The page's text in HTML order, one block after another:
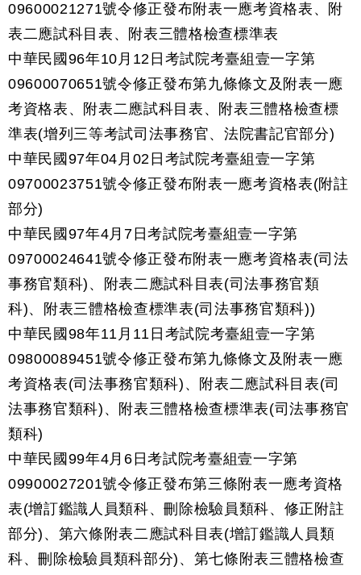
09600021271號令修正發布附表一應考資格表、附
表二應試科目表、附表三體格檢查標準表
中華民國96年10月12日考試院考臺組壹一字第
09600070651號令修正發布第九條條文及附表一應
考資格表、附表二應試科目表、附表三體格檢查標
準表(增列三等考試司法事務官、法院書記官部分)
中華民國97年04月02日考試院考臺組壹一字第
09700023751號令修正發布附表一應考資格表(附註
部分)
中華民國97年4月7日考試院考臺組壹一字第
09700024641號令修正發布附表一應考資格表(司法
事務官類科)、附表二應試科目表(司法事務官類
科)、附表三體格檢查標準表(司法事務官類科))
中華民國98年11月11日考試院考臺組壹一字第
09800089451號令修正發布第九條條文及附表一應
考資格表(司法事務官類科)、附表二應試科目表(司
法事務官類科)、附表三體格檢查標準表(司法事務官
類科)
中華民國99年4月6日考試院考臺組壹一字第
09900027201號令修正發布第三條附表一應考資格
表(增訂鑑識人員類科、刪除檢驗員類科、修正附註
部分)、第六條附表二應試科目表(增訂鑑識人員類
科、刪除檢驗員類科部分)、第七條附表三體格檢查